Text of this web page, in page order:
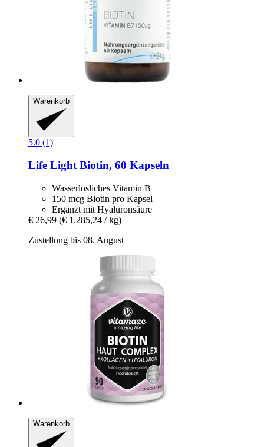
Warenkorb
5.0 (1)
Life Light Biotin, 60 Kapseln
Wasserlösliches Vitamin B
150 mcg Biotin pro Kapsel
Ergänzt mit Hyaluronsäure
€ 26,99 (€ 1.285,24 / kg)
Zustellung bis 08. August
Warenkorb